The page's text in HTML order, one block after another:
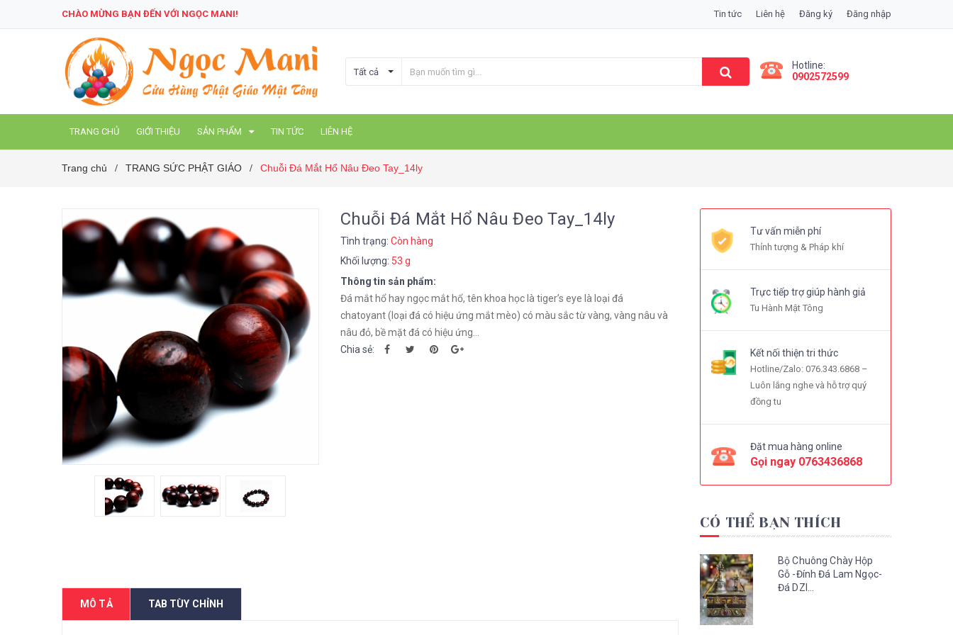
CHÀO MỪNG BẠN ĐẾN VỚI NGỌC MANI! Tin tức Liên hệ Đăng ký Đăng nhập
Tất cả
Hotline:
0902572599
TRANG CHỦ GIỚI THIỆU SẢN PHẨM TIN TỨC LIÊN HỆ
Trang chủ / TRANG SỨC PHẬT GIÁO / Chuỗi Đá Mắt Hổ Nâu Đeo Tay_14ly
Chuỗi Đá Mắt Hổ Nâu Đeo Tay_14ly
Tình trạng: Còn hàng
Khối lượng: 53 g
Thông tin sản phẩm:
Đá mắt hổ hay ngọc mắt hổ, tên khoa học là tiger’s eye là loại đá
chatoyant (loại đá có hiệu ứng mắt mèo) có màu sắc từ vàng, vàng nâu và
nâu đỏ, bề mặt đá có hiệu ứng...
Chia sẻ:
MÔ TẢ TAB TÙY CHỈNH
Tư vấn miễn phí
Thỉnh tượng & Pháp khí
Trực tiếp trợ giúp hành giả
Tu Hành Mật Tông
Kết nối thiện tri thức
Hotline/Zalo: 076.343.6868 –
Luôn lắng nghe và hỗ trợ quý
đồng tu
Đặt mua hàng online
Gọi ngay 0763436868
CÓ THỂ BẠN THÍCH
Bộ Chuông Chày Hộp
Gỗ -Đính Đá Lam Ngọc-
Đá DZI...